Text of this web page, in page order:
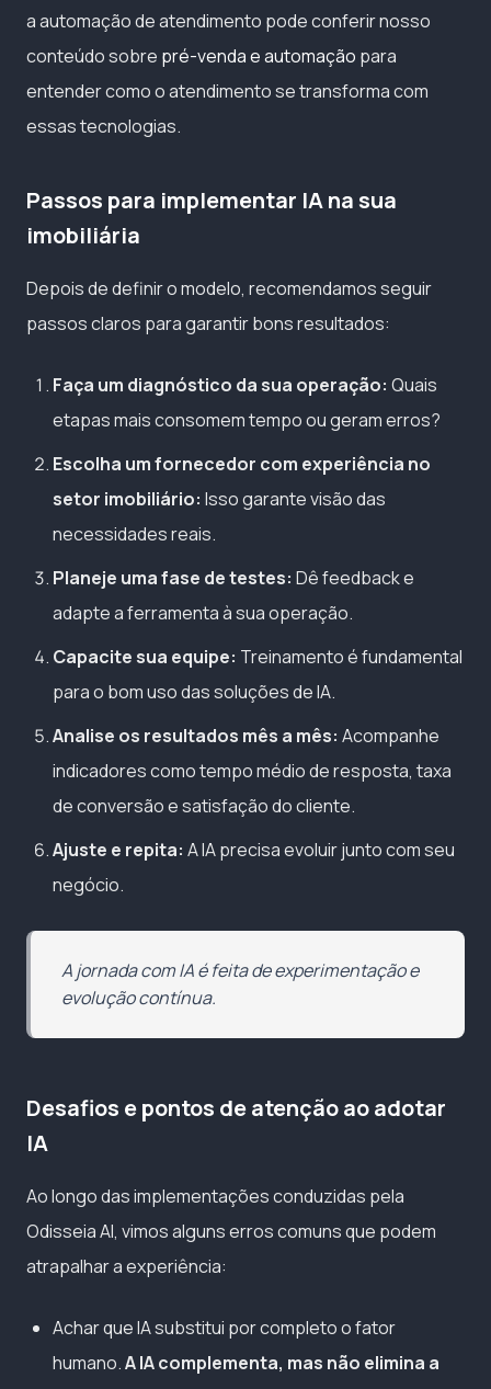
a automação de atendimento pode conferir nosso
conteúdo sobre pré-venda e automação para
entender como o atendimento se transforma com
essas tecnologias.
Passos para implementar IA na sua
imobiliária
Depois de definir o modelo, recomendamos seguir
passos claros para garantir bons resultados:
Faça um diagnóstico da sua operação: Quais
etapas mais consomem tempo ou geram erros?
Escolha um fornecedor com experiência no
setor imobiliário: Isso garante visão das
necessidades reais.
Planeje uma fase de testes: Dê feedback e
adapte a ferramenta à sua operação.
Capacite sua equipe: Treinamento é fundamental
para o bom uso das soluções de IA.
Analise os resultados mês a mês: Acompanhe
indicadores como tempo médio de resposta, taxa
de conversão e satisfação do cliente.
Ajuste e repita: A IA precisa evoluir junto com seu
negócio.
A jornada com IA é feita de experimentação e
evolução contínua.
Desafios e pontos de atenção ao adotar
IA
Ao longo das implementações conduzidas pela
Odisseia AI, vimos alguns erros comuns que podem
atrapalhar a experiência:
Achar que IA substitui por completo o fator
humano.A IA complementa, mas não elimina a